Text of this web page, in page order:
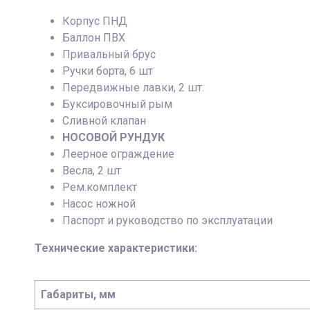
Корпус ПНД
Баллон ПВХ
Привальный брус
Ручки борта, 6 шт
Передвижные лавки, 2 шт.
Буксировочный рым
Сливной клапан
НОСОВОЙ РУНДУК
Леерное ограждение
Весла, 2 шт
Рем.комплект
Насос ножной
Паспорт и руководство по эксплуатации
Технические характеристики:
Габариты, мм